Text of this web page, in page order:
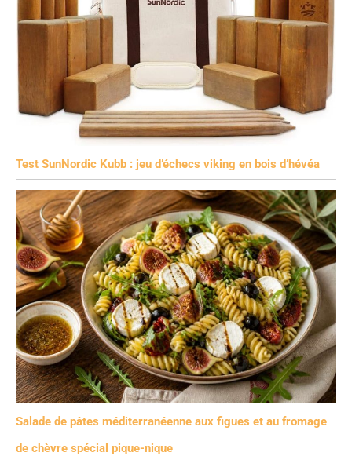
Test SunNordic Kubb : jeu d’échecs viking en bois d’hévéa
Salade de pâtes méditerranéenne aux figues et au fromage
de chèvre spécial pique-nique